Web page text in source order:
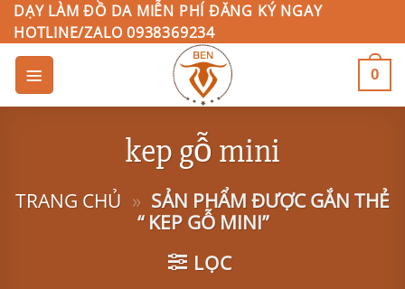
Bỏ
qua
nội
dung
DẠY LÀM ĐỒ DA MIỄN PHÍ ĐĂNG KÝ NGAY
HOTLINE/ZALO 0938369234
0
kep gỗ mini
TRANG CHỦ » SẢN PHẨM ĐƯỢC GẮN THẺ
“ KEP GỖ MINI”
LỌC